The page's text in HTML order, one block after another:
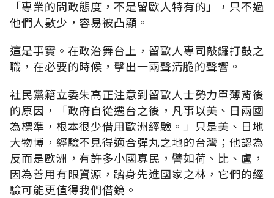
「專業的問政態度，不是留歐人特有的」，只不過
他們人數少，容易被凸顯。
這是事實。在政治舞台上，留歐人專司敲鑼打鼓之
職，在必要的時候，擊出一兩聲清脆的聲響。
社民黨籍立委朱高正注意到留歐人士勢力單薄背後
的原因，「政府自從遷台之後，凡事以美、日兩國
為標準，根本很少借用歐洲經驗。」只是美、日地
大物博，經驗不見得適合彈丸之地的台灣；他認為
反而是歐洲，有許多小國寡民，譬如荷、比、盧，
因為善用有限資源，躋身先進國家之林，它們的經
驗可能更值得我們借鏡。